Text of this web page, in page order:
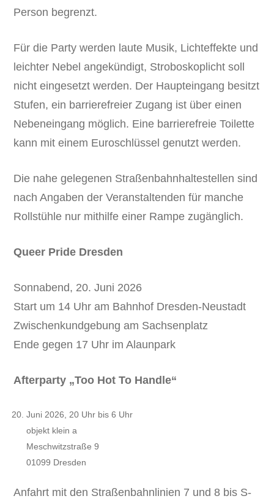
Person begrenzt.
Für die Party werden laute Musik, Lichteffekte und
leichter Nebel angekündigt, Stroboskoplicht soll
nicht eingesetzt werden. Der Haupteingang besitzt
Stufen, ein barrierefreier Zugang ist über einen
Nebeneingang möglich. Eine barrierefreie Toilette
kann mit einem Euroschlüssel genutzt werden.
Die nahe gelegenen Straßenbahnhaltestellen sind
nach Angaben der Veranstaltenden für manche
Rollstühle nur mithilfe einer Rampe zugänglich.
Queer Pride Dresden
Sonnabend, 20. Juni 2026
Start um 14 Uhr am Bahnhof Dresden-Neustadt
Zwischenkundgebung am Sachsenplatz
Ende gegen 17 Uhr im Alaunpark
Afterparty „Too Hot To Handle“
Juni 2026, 20 Uhr bis 6 Uhr
objekt klein a
Meschwitzstraße 9
01099 Dresden
Anfahrt mit den Straßenbahnlinien 7 und 8 bis S-